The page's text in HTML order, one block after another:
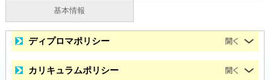
基本情報
ディプロマポリシー
カリキュラムポリシー